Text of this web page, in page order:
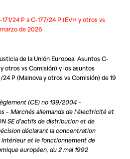
24 P a C-177/24 P (EVH y otros vs
de 2026
de la Unión Europea. Asuntos C-
y otros vs Comisión) y los asuntos
P (Mainova y otros vs Comisión) de 19
(CE) no 139/2004 –
– Marchés allemands de l’électricité et
SE d’actifs de distribution et de
déclarant la concentration
et le fonctionnement de
européen, du 2 mai 1992